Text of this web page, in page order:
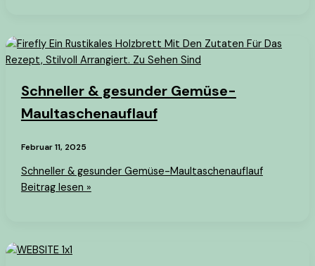
Schneller & gesunder Gemüse-
Maultaschenauflauf
Februar 11, 2025
Schneller & gesunder Gemüse-Maultaschenauflauf
Beitrag lesen »